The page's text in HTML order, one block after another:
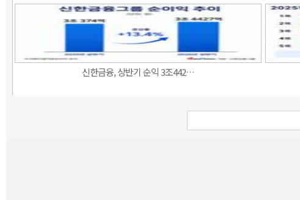
신한금융, 상반기 순익 3조442…